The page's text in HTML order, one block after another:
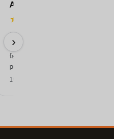
Andrea
★
De trykte rustfri stålflasker, model
'Felix', til vores konference ser
fantastiske ud. Alt gik perfekt og
problemfrit.
15/06/2026
›